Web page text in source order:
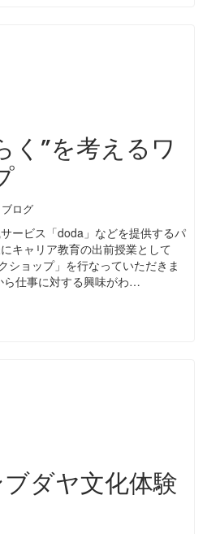
く”を考えるワ
ブログ
ービス「doda」などを提供するパ
キャリア教育の出前授業として
ショップ」を行なっていただきま
仕事に対する興味がわ…
ダヤ文化体験